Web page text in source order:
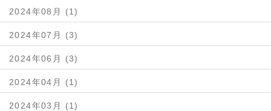
2024年08月 (1)
2024年07月 (3)
2024年06月 (3)
2024年04月 (1)
2024年03月 (1)